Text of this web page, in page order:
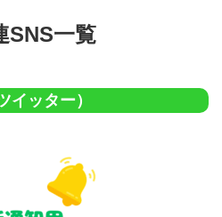
SNS一覧
イッター）